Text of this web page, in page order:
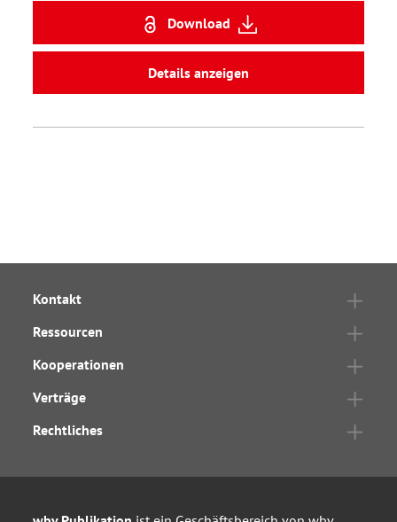
Download
Details anzeigen
Kontakt
Ressourcen
Kooperationen
Verträge
Rechtliches